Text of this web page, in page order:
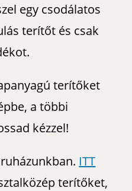
egy csodálatos
terítőt és csak
terítőket
a többi
kézzel!
ITT
terítőket,